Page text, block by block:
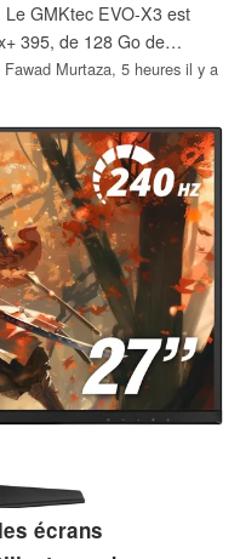
GMKtec EVO-X3 est
395, de 128 Go de
TDP maximal de 140 W.
Fawad Murtaza, 5 heures il y a
écrans